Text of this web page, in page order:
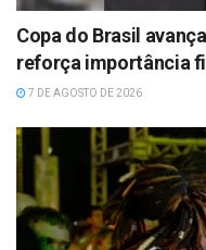
Copa do Brasil
reforça importância
7 DE AGOSTO DE 2026